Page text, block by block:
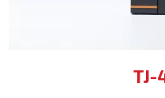
TJ-